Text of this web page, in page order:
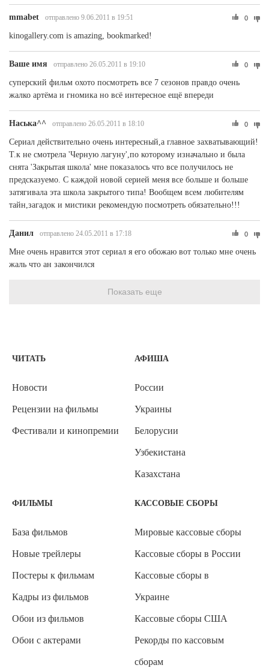
mmabet отправлено 9.06.2011 в 19:51 0
kinogallery.com is amazing, bookmarked!
Ваше имя отправлено 26.05.2011 в 19:10 0
суперский фильм охото посмотреть все 7 сезонов правдо очень
жалко артёма и гномика но всё интересное ещё впереди
Наська^^ отправлено 26.05.2011 в 18:10 0
Сериал действительно очень интересный,а главное захватывающий!
Т.к не смотрела 'Черную лагуну',по которому изначально и была
снята 'Закрытая школа' мне показалось что все получилось не
предсказуемо. С каждой новой серией меня все больше и больше
затягивала эта школа закрытого типа! Вообщем всем любителям
тайн,загадок и мистики рекомендую посмотреть обязательно!!!
Данил отправлено 24.05.2011 в 17:18 0
Мне очень нравится этот сериал я его обожаю вот только мне очень
жаль что ан закончился
Показать еще
ЧИТАТЬ
Новости
Рецензии на фильмы
Фестивали и кинопремии
АФИША
России
Украины
Белорусии
Узбекистана
Казахстана
ФИЛЬМЫ
База фильмов
Новые трейлеры
Постеры к фильмам
Кадры из фильмов
Обои из фильмов
Обои с актерами
КАССОВЫЕ СБОРЫ
Мировые кассовые сборы
Кассовые сборы в России
Кассовые сборы в
Украине
Кассовые сборы США
Рекорды по кассовым
сборам